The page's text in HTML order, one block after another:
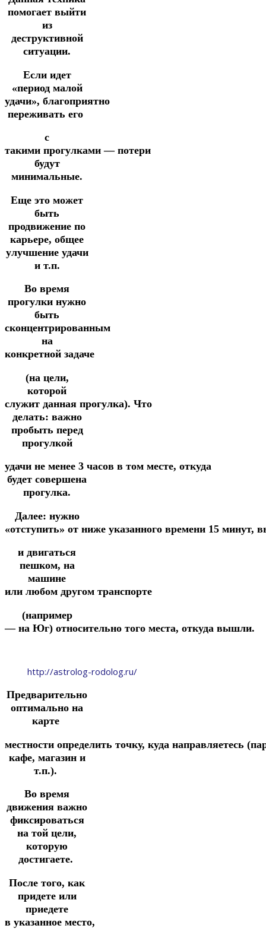
помогает выйти
из
деструктивной
ситуации.
Если идет
«период малой
удачи», благоприятно
переживать его
с
такими прогулками— потери
будут
минимальные.
Еще это может
быть
продвижение по
карьере, общее
улучшение удачи
и т.п.
Во время
прогулки нужно
быть
сконцентрированным
на
конкретной задаче
(на цели,
которой
служит данная прогулка). Что
делать: важно
пробыть перед
прогулкой
удачи не менее 3 часов в том месте, откуда
будет совершена
прогулка.
Далее: нужно
«отступить» от ниже указанного времени 15 минут,
и двигаться
пешком, на
машине
или любом другом транспорте
(например
— на Юг) относительно того места, откуда вышли.
http://astrolog-rodolog.ru/
Предварительно
оптимально на
карте
местности определить точку, куда направляетесь
кафе, магазин и
т.п.).
Во время
движения важно
фиксироваться
на той цели,
которую
достигаете.
После того, как
придете или
приедете
в указанное место,